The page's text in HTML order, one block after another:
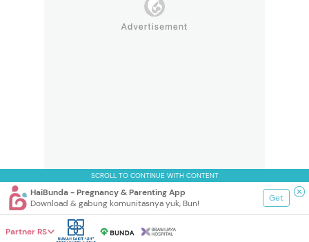
SCROLL TO CONTINUE WITH CONTENT
HaiBunda - Pregnancy & Parenting App
Download & gabung komunitasnya yuk, Bun!
Get
Partner RS